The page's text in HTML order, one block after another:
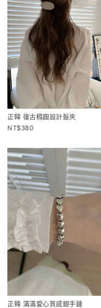
正韓 復古橢圓設計髮夾
380
正韓 滿滿愛心質感銀手鏈